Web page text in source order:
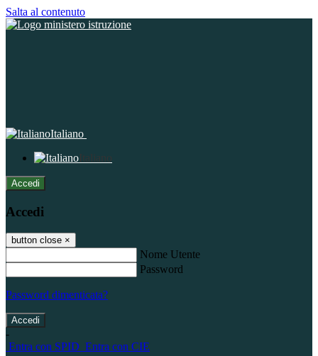
Salta al contenuto
Italiano
Italiano
Accedi
Accedi
button close ×
Nome Utente
Password
Password dimenticata?
-
Entra con SPID Entra con CIE